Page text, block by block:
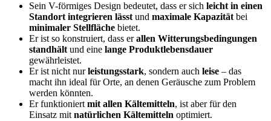
Sein V-förmiges Design bedeutet, dass er sich leicht in einen
Standort integrieren lässt und maximale Kapazität bei
minimaler Stellfläche bietet.
Er ist so konstruiert, dass erallen Witterungsbedingungen
standhält und eine lange Produktlebensdauer
gewährleistet.
Er ist nicht nurleistungsstark, sondern auch leise – das
macht ihn ideal für Orte, an denen Geräusche zum Problem
werden könnten.
Er funktioniert mit allen Kältemitteln, ist aber für den
Einsatz mit natürlichen Kältemitteln optimiert.